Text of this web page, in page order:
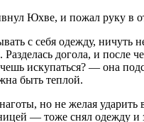
Юхве, и пожал руку в
с себя одежду, ничуть
догола, и после
искупаться? — она
быть теплой.
но не желая ударить
— тоже снял одежду и